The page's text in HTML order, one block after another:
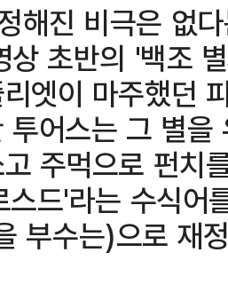
해진 비극은 없
상 초반의 '백조
엣이 마주했던
투어스는 그 별
주먹으로 펀치
스드'라는 수식
수는)으로 재